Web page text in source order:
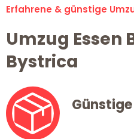
Erfahrene & günstige
Umzug Essen
Bystrica